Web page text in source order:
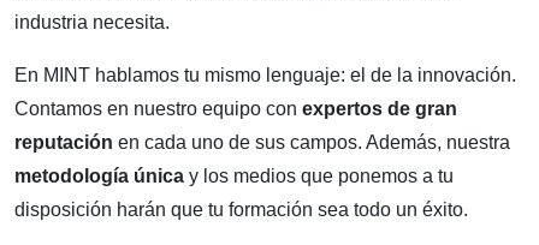
industria necesita.
En MINT hablamos tu mismo lenguaje: el de la innovación.
Contamos en nuestro equipo con expertos de gran
reputación en cada uno de sus campos. Además, nuestra
metodología única y los medios que ponemos a tu
disposición harán que tu formación sea todo un éxito.